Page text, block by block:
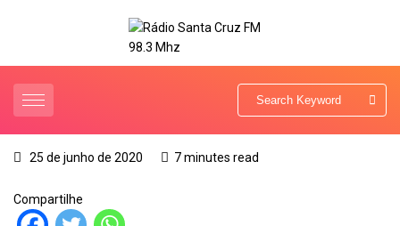
25 de junho de 2020 7 minutes read
Compartilhe